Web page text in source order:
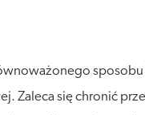
się chronić